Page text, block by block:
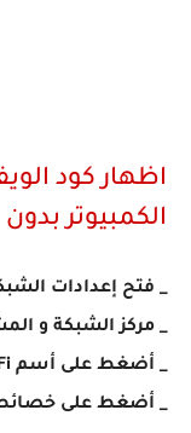
الكمبيوتر بدون
_ فتح إعدادات
_ مركز الشبكة و
_ أضغط على أسم WiFi الذي يظهر على النافذة
_ أضغط على